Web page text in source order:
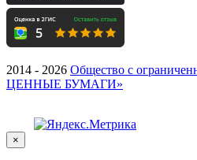
2014 - 2026 Общество с
ЦЕННЫЕ БУМАГИ»
×